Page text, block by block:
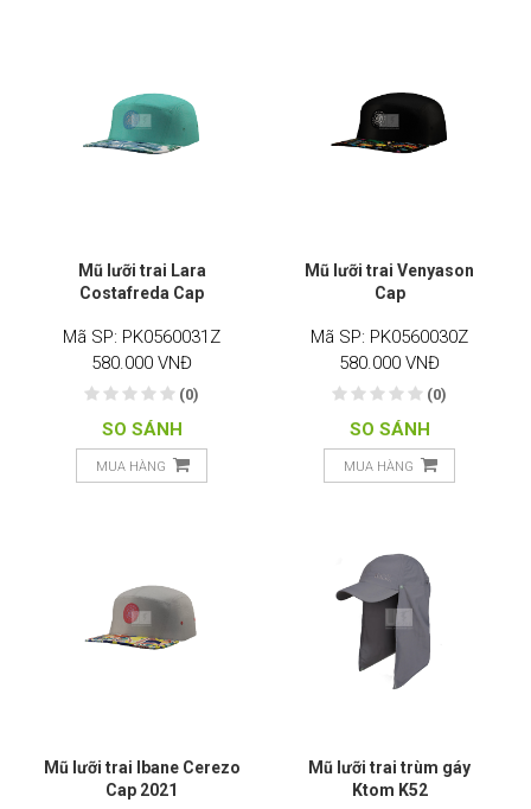
Mũ lưỡi trai Lara
Costafreda Cap
Mã SP: PK0560031Z
580.000 VNĐ
(0)
SO SÁNH
MUA HÀNG
Mũ lưỡi trai Venyason
Cap
Mã SP: PK0560030Z
580.000 VNĐ
(0)
SO SÁNH
MUA HÀNG
Mũ lưỡi trai Ibane Cerezo
Cap 2021
Mũ lưỡi trai trùm gáy
Ktom K52